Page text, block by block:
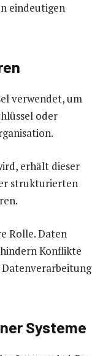
eindeutigen
verwendet, um
oder
erhält dieser
strukturierten
Rolle. Daten
Konflikte
Systeme